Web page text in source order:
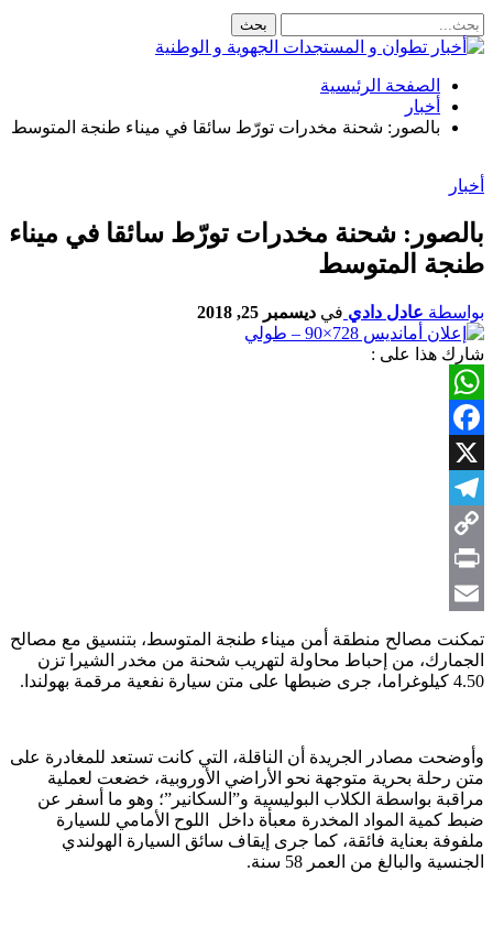
الصفحة الرئيسية
أخبار
بالصور: شحنة مخدرات تورّط سائقا في ميناء طنجة المتوسط
أخبار
بالصور: شحنة مخدرات تورّط سائقا في ميناء
طنجة المتوسط
بواسطة عادل دادي في ديسمبر 25, 2018
شارك هذا على :
WhatsApp
Facebook
X
Telegram
Copy
Link
Print
Email
تمكنت مصالح منطقة أمن ميناء طنجة المتوسط، بتنسيق مع مصالح
الجمارك، من إحباط محاولة لتهريب شحنة من مخدر الشيرا تزن
4.50 كيلوغراما، جرى ضبطها على متن سيارة نفعية مرقمة بهولندا.
وأوضحت مصادر الجريدة أن الناقلة، التي كانت تستعد للمغادرة على
متن رحلة بحرية متوجهة نحو الأراضي الأوروبية، خضعت لعملية
مراقبة بواسطة الكلاب البوليسية و”السكانير”؛ وهو ما أسفر عن
ضبط كمية المواد المخدرة معبأة داخل اللوح الأمامي للسيارة
ملفوفة بعناية فائقة، كما جرى إيقاف سائق السيارة الهولندي
الجنسية والبالغ من العمر 58 سنة.